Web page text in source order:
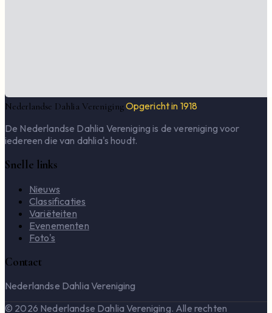
Nederlandse Dahlia VerenigingOpgericht in 1918
De Nederlandse Dahlia Vereniging is de vereniging voor
iedereen die van dahlia's houdt.
Snelle links
Nieuws
Classificaties
Variëteiten
Evenementen
Foto's
Contact
Nederlandse Dahlia Vereniging
© 2026 Nederlandse Dahlia Vereniging. Alle rechten